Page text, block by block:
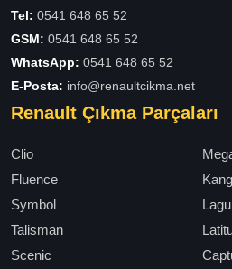
Tel: 0541 648 65 52
GSM: 0541 648 65 52
WhatsApp: 0541 648 65 52
E-Posta: info@renaultcikma.net
Renault Çıkma Parçaları
Clio
Fluence
Symbol
Talisman
Scenic